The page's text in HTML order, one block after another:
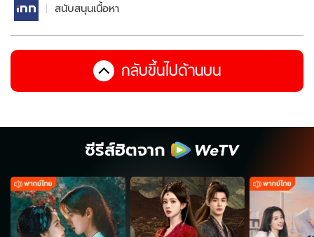
สนับสนุนเนื้อหา
กลับขึ้นไปด้านบน
ซีรีส์ฮิตจาก